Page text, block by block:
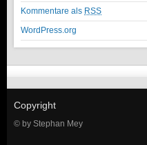
Kommentare als RSS
WordPress.org
Copyright
© by Stephan Mey